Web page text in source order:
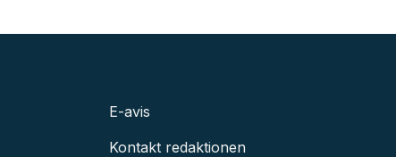
E-avis
Kontakt redaktionen